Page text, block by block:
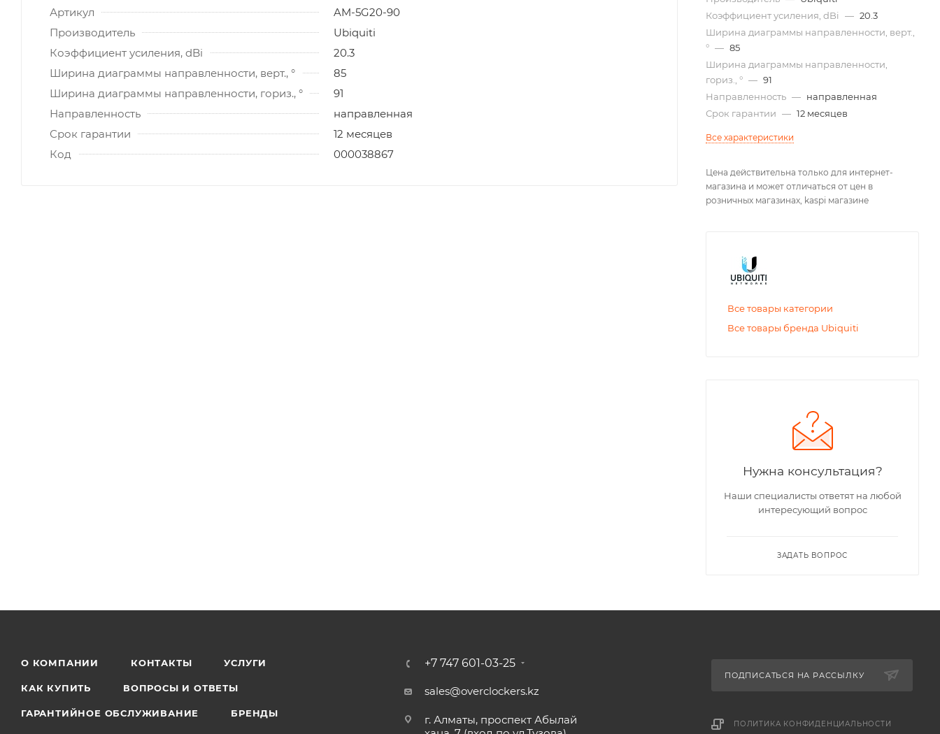
Артикул
AM-5G20-90
Производитель
Ubiquiti
Коэффициент усиления, dBi
20.3
Ширина диаграммы направленности, верт., °
85
Ширина диаграммы направленности, гориз., °
91
Направленность
направленная
Срок гарантии
12 месяцев
Код
000038867
Коэффициент усиления, dBi
— 20.3
Ширина диаграммы направленности, верт.,
° — 85
Ширина диаграммы направленности,
гориз., ° — 91
Направленность — направленная
Срок гарантии — 12 месяцев
Все характеристики
Цена действительна только для интернет-
магазина и может отличаться от цен в
розничных магазинах, kaspi магазине
Все товары категории
Все товары бренда Ubiquiti
Нужна консультация?
Наши специалисты ответят на любой
интересующий вопрос
ЗАДАТЬ ВОПРОС
О КОМПАНИИ КОНТАКТЫ УСЛУГИ
КАК КУПИТЬ ВОПРОСЫ И ОТВЕТЫ
ГАРАНТИЙНОЕ ОБСЛУЖИВАНИЕ БРЕНДЫ
+7 747 601-03-25
sales@overclockers.kz
г. Алматы, проспект Абылай
ПОДПИСАТЬСЯ НА РАССЫЛКУ
ПОЛИТИКА КОНФИДЕНЦИАЛЬНОСТИ